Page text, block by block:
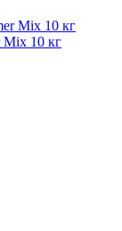
Mix 10 кг